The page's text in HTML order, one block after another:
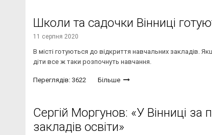
Школи та садочки Вінниці
11 серпня 2020
В місті готуються до відкриття навчальних закладів.
діти все ж таки розпочнуть навчання.
Переглядів: 3622 Більше
Сергій Моргунов: «У Вінниці за
закладів освіти»